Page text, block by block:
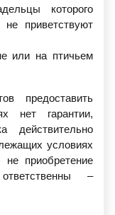
которого
приветствуют
или на птичьем
предоставить
нет гарантии,
действительно
условиях
приобретение
–